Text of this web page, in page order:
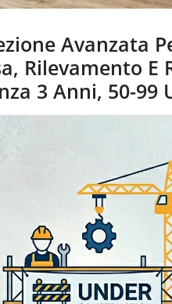
Avanzata
Rilevamento
3 Anni, 50-99